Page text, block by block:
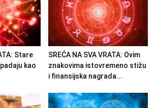
Stare
kao
SREĆA NA SVA VRATA: Ovim
znakovima istovremeno stižu
i finansijska nagrada...